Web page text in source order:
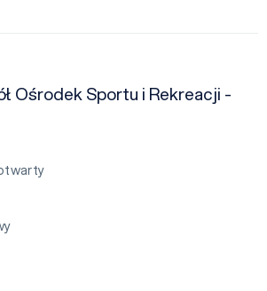
Ośrodek Sportu i Rekreacji -